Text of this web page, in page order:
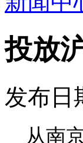
投放
发布日
从南京